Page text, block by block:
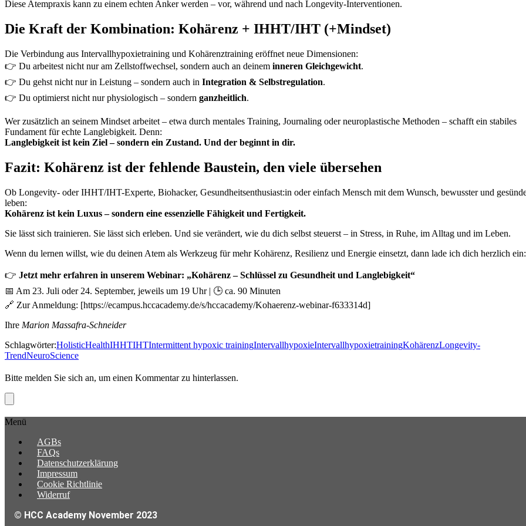
Diese Atempraxis kann zu einem echten Anker werden – vor, während und nach Longevity-Interventionen.
Die Kraft der Kombination: Kohärenz + IHHT/IHT (+Mindset)
Die Verbindung aus Intervallhypoxietraining und Kohärenztraining eröffnet neue Dimensionen:
👉 Du arbeitest nicht nur am Zellstoffwechsel, sondern auch an deinem inneren Gleichgewicht.
👉 Du gehst nicht nur in Leistung – sondern auch in Integration & Selbstregulation.
👉 Du optimierst nicht nur physiologisch – sondern ganzheitlich.
Wer zusätzlich an seinem Mindset arbeitet – etwa durch mentales Training, Journaling oder neuroplastische Methoden – schafft ein stabiles
Fundament für echte Langlebigkeit. Denn:
Langlebigkeit ist kein Ziel – sondern ein Zustand. Und der beginnt in dir.
Fazit: Kohärenz ist der fehlende Baustein, den viele übersehen
Ob Longevity- oder IHHT/IHT-Experte, Biohacker, Gesundheitsenthusiast:in oder einfach Mensch mit dem Wunsch, bewusster und
leben:
Kohärenz ist kein Luxus – sondern eine essenzielle Fähigkeit und Fertigkeit.
Sie lässt sich trainieren. Sie lässt sich erleben. Und sie verändert, wie du dich selbst steuerst – in Stress, in Ruhe, im Alltag und im Leben.
Wenn du lernen willst, wie du deinen Atem als Werkzeug für mehr Kohärenz, Resilienz und Energie einsetzt, dann lade ich dich herzlich ein:
👉 Jetzt mehr erfahren in unserem Webinar: „Kohärenz – Schlüssel zu Gesundheit und Langlebigkeit“
📅 Am 23. Juli oder 24. September, jeweils um 19 Uhr | 🕒 ca. 90 Minuten
🔗 Zur Anmeldung: [https://ecampus.hccacademy.de/s/hccacademy/Kohaerenz-webinar-f633314d]
Ihre Marion Massafra-Schneider
Schlagwörter:HolisticHealthIHHTIHTIntermittent hypoxic trainingIntervallhypoxieIntervallhypoxietrainingKohärenzLongevity-
TrendNeuroScience
Bitte melden Sie sich an, um einen Kommentar zu hinterlassen.
Menü
AGBs
FAQs
Datenschutzerklärung
Impressum
Cookie Richtlinie
Widerruf
© HCC Academy November 2023